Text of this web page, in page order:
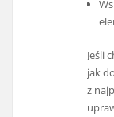
Jeśli
jak
z